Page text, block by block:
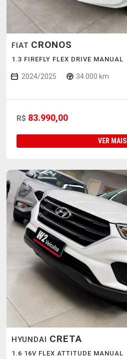
FIAT CRONOS
1.3 FIREFLY FLEX DRIVE MANUAL
2024/2025 34.000 km
R$ 83.990,00
VER MAIS
HYUNDAI CRETA
1.6 16V FLEX ATTITUDE MANUAL